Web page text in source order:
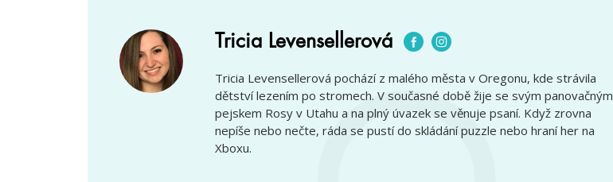
Tricia Levensellerová
Tricia Levensellerová pochází z malého města v Oregonu, kde strávila
dětství lezením po stromech. V současné době žije se svým panovačným
pejskem Rosy v Utahu a na plný úvazek se věnuje psaní. Když zrovna
nepíše nebo nečte, ráda se pustí do skládání puzzle nebo hraní her na
Xboxu.